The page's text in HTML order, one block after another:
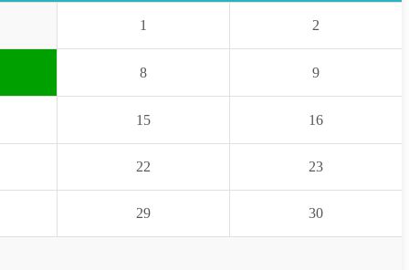
1 2
8 9
15 16
22 23
29 30